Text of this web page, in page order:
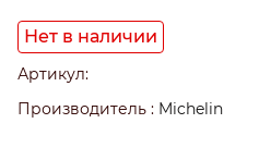
Нет в наличии
Артикул:
Производитель : Michelin